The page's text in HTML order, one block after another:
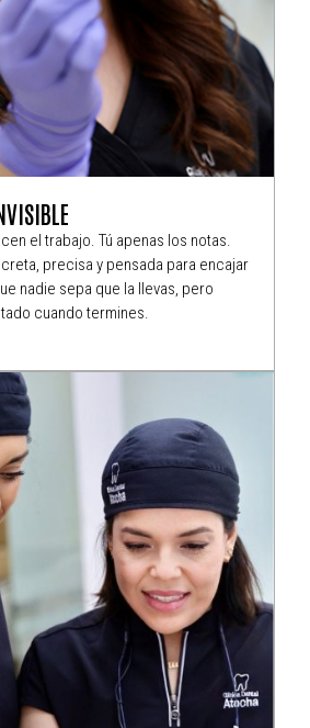
el trabajo. Tú apenas los notas.
precisa y pensada para encajar
nadie sepa que la llevas, pero
cuando termines.